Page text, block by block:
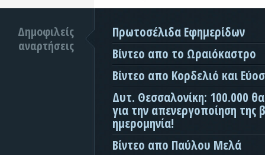
Δημοφιλείς
αναρτήσεις
Πρωτοσέλιδα Εφημερίδων
Βίντεο απο το Ωραιόκαστρο
Βίντεο απο Κορδελιό και
Δυτ. Θεσσαλονίκη: 100.000
για την απενεργοποίηση της
ημερομηνία!
Βίντεο απο Παύλου Μελά